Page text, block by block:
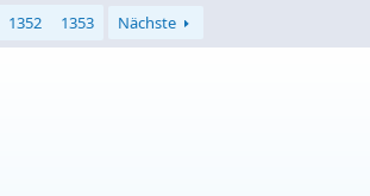
1352 1353 Nächste